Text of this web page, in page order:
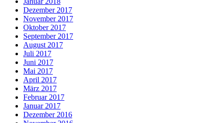
Dezember 2017
November 2017
Oktober 2017
September 2017
August 2017
Juli 2017
Juni 2017
Mai 2017
April 2017
März 2017
Februar 2017
Januar 2017
Dezember 2016